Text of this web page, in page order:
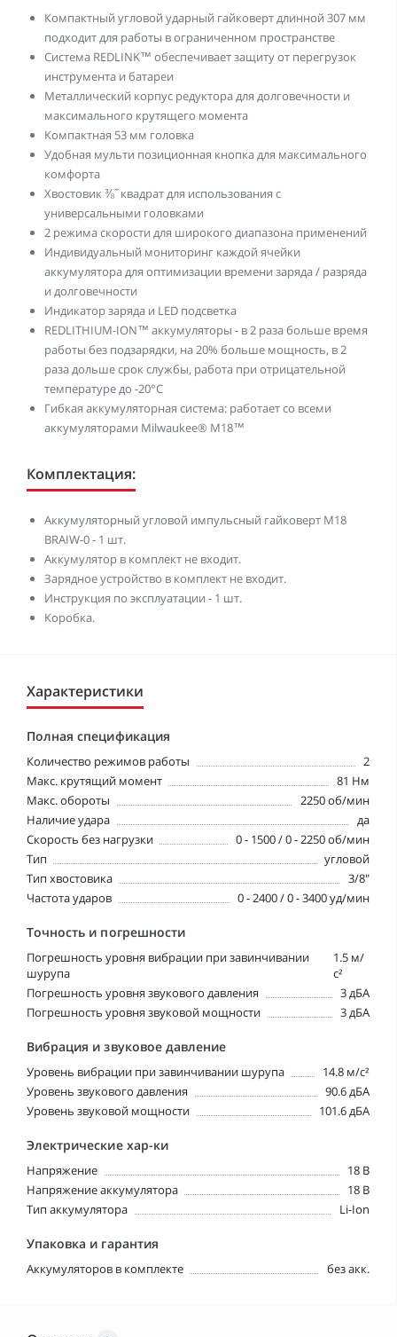
Компактный угловой ударный гайковерт длинной 307 мм
подходит для работы в ограниченном пространстве
Система REDLINK™ обеспечивает защиту от перегрузок
инструмента и батареи
Металлический корпус редуктора для долговечности и
максимального крутящего момента
Компактная 53 мм головка
Удобная мульти позиционная кнопка для максимального
комфорта
Хвостовик ⅜˝ квадрат для использования с
универсальными головками
2 режима скорости для широкого диапазона применений
Индивидуальный мониторинг каждой ячейки
аккумулятора для оптимизации времени заряда / разряда
и долговечности
Индикатор заряда и LED подсветка
REDLITHIUM-ION™ аккумуляторы - в 2 раза больше время
работы без подзарядки, на 20% больше мощность, в 2
раза дольше срок службы, работа при отрицательной
температуре до -20°С
Гибкая аккумуляторная система: работает со всеми
аккумуляторами Milwaukee® М18™
Комплектация:
Аккумуляторный угловой импульсный гайковерт M18
BRAIW-0 - 1 шт.
Аккумулятор в комплект не входит.
Зарядное устройство в комплект не входит.
Инструкция по эксплуатации - 1 шт.
Коробка.
Характеристики
Полная спецификация
Количество режимов работы
2
Макс. крутящий момент
81 Нм
Макс. обороты
2250 об/мин
Наличие удара
да
Скорость без нагрузки
0 - 1500 / 0 - 2250 об/мин
Тип
угловой
Тип хвостовика
3/8"
Частота ударов
0 - 2400 / 0 - 3400 уд/мин
Точность и погрешности
Погрешность уровня вибрации при завинчивании
шурупа
1.5 м/
с²
Погрешность уровня звукового давления
3 дБА
Погрешность уровня звуковой мощности
3 дБА
Вибрация и звуковое давление
Уровень вибрации при завинчивании шурупа
14.8 м/с²
Уровень звукового давления
90.6 дБА
Уровень звуковой мощности
101.6 дБА
Электрические хар-ки
Напряжение
18 В
Напряжение аккумулятора
18 В
Тип аккумулятора
Li-Ion
Упаковка и гарантия
Аккумуляторов в комплекте без акк.